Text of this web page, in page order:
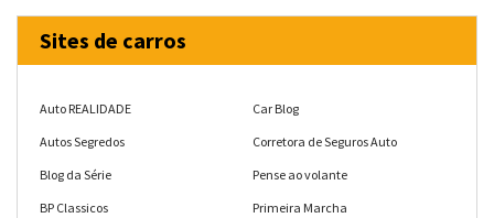
Sites de carros
Auto REALIDADE
Autos Segredos
Blog da Série
BP Classicos
Car Blog
Corretora de Seguros Auto
Pense ao volante
Primeira Marcha